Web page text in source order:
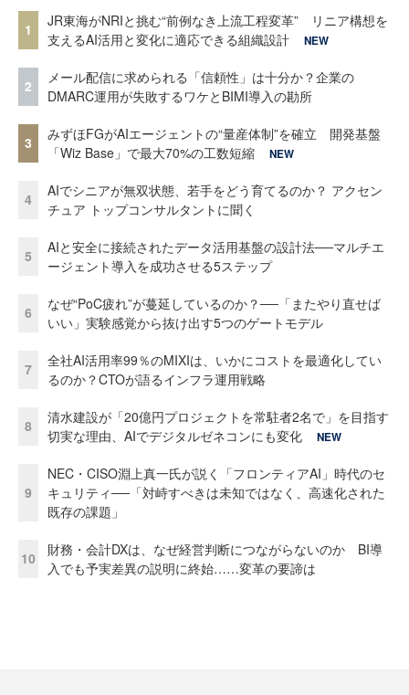
1
JR東海がNRIと挑む“前例なき上流工程変革” リニア構想を
支えるAI活用と変化に適応できる組織設計
NEW
2
メール配信に求められる「信頼性」は十分か？企業の
DMARC運用が失敗するワケとBIMI導入の勘所
3
みずほFGがAIエージェントの“量産体制”を確立 開発基盤
「Wiz Base」で最大70%の工数短縮
NEW
4
AIでシニアが無双状態、若手をどう育てるのか？ アクセン
チュア トップコンサルタントに聞く
5
AIと安全に接続されたデータ活用基盤の設計法──マルチエ
ージェント導入を成功させる5ステップ
6
なぜ“PoC疲れ”が蔓延しているのか？──「またやり直せば
いい」実験感覚から抜け出す5つのゲートモデル
7
全社AI活用率99％のMIXIは、いかにコストを最適化してい
るのか？CTOが語るインフラ運用戦略
8
清水建設が「20億円プロジェクトを常駐者2名で」を目指す
切実な理由、AIでデジタルゼネコンにも変化
NEW
9
NEC・CISO淵上真一氏が説く「フロンティアAI」時代のセ
キュリティ──「対峙すべきは未知ではなく、高速化された
既存の課題」
10
財務・会計DXは、なぜ経営判断につながらないのか BI導
入でも予実差異の説明に終始……変革の要諦は